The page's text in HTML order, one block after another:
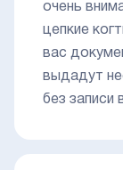
очень
цепкие
вас
выдадут
без записи